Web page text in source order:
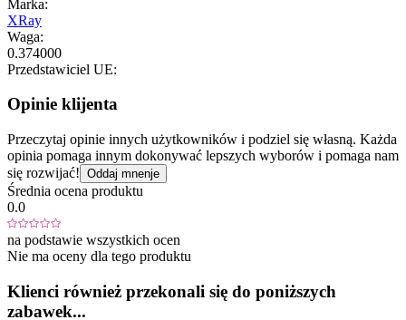
Marka:
XRay
Waga:
0.374000
Przedstawiciel UE:
Opinie klijenta
Przeczytaj opinie innych użytkowników i podziel się własną. Każda
opinia pomaga innym dokonywać lepszych wyborów i pomaga nam
się rozwijać! Oddaj mnenje
Średnia ocena produktu
0.0
na podstawie wszystkich ocen
Nie ma oceny dla tego produktu
Klienci również przekonali się do poniższych
zabawek...